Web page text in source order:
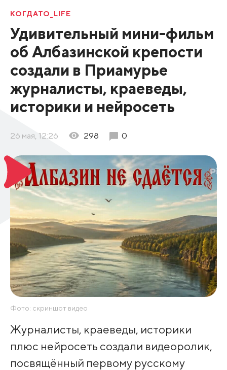
КОГДАТО_LIFE
Удивительный мини-фильм
об Албазинской крепости
создали в Приамурье
журналисты, краеведы,
историки и нейросеть
26 мая, 12:26 298 0
Фото: скриншот видео
Журналисты, краеведы, историки
плюс нейросеть создали видеоролик,
посвящённый первому русскому